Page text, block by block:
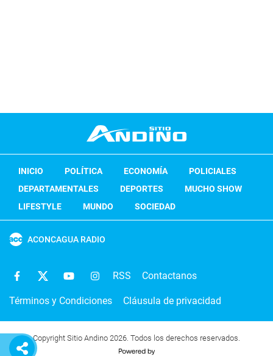
INICIO POLÍTICA ECONOMÍA
POLICIALES
DEPARTAMENTALES
DEPORTES
MUCHO SHOW
LIFESTYLE
MUNDO SOCIEDAD
ACONCAGUA RADIO
RSS Contactanos
Términos y Condiciones Cláusula de privacidad
Copyright Sitio Andino 2026. Todos los derechos reservados.